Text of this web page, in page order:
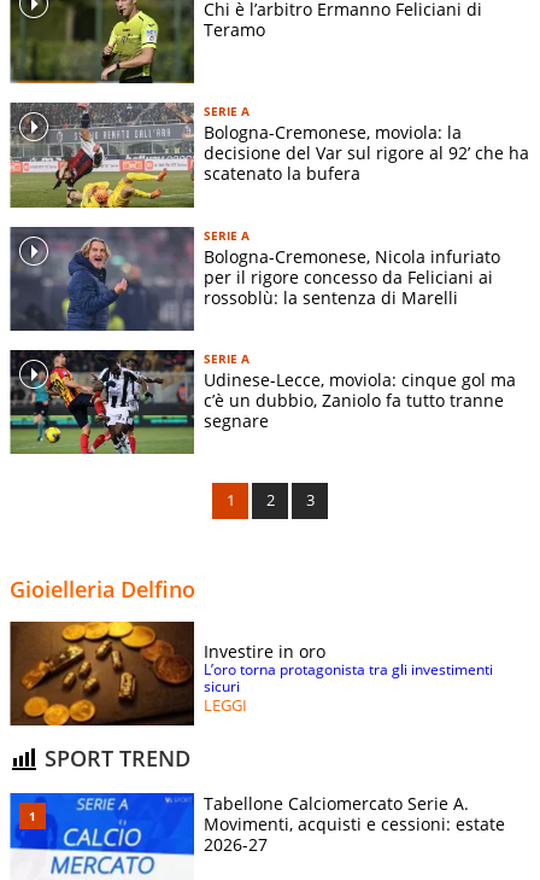
Chi è l’arbitro Ermanno Feliciani di
Teramo
SERIE A
Bologna-Cremonese, moviola: la
decisione del Var sul rigore al 92’ che ha
scatenato la bufera
SERIE A
Bologna-Cremonese, Nicola infuriato
per il rigore concesso da Feliciani ai
rossoblù: la sentenza di Marelli
SERIE A
Udinese-Lecce, moviola: cinque gol ma
c’è un dubbio, Zaniolo fa tutto tranne
segnare
1 2 3
Gioielleria Delfino
Investire in oro
L’oro torna protagonista tra gli investimenti
sicuri
LEGGI
SPORT TREND
Tabellone Calciomercato Serie A.
Movimenti, acquisti e cessioni: estate
2026-27